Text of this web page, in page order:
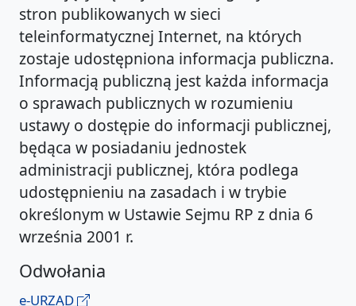
stron publikowanych w sieci
teleinformatycznej Internet, na których
zostaje udostępniona informacja publiczna.
Informacją publiczną jest każda informacja
o sprawach publicznych w rozumieniu
ustawy o dostępie do informacji publicznej,
będąca w posiadaniu jednostek
administracji publicznej, która podlega
udostępnieniu na zasadach i w trybie
określonym w Ustawie Sejmu RP z dnia 6
września 2001 r.
Odwołania
e-URZĄD